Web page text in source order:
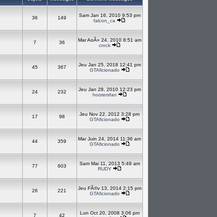
36 149
Sam Jan 16, 2010 9:53 pm
falcon_ca
7 36
Mar AoÃ» 24, 2010 8:51 am
crock
45 367
Jeu Jan 25, 2018 12:41 pm
GTAficionado
24 232
Jeu Jan 28, 2010 12:23 pm
hootersfan
17 98
Jeu Nov 22, 2012 3:28 pm
GTAficionado
44 359
Mar Juin 24, 2014 11:36 am
GTAficionado
77 603
Sam Mai 11, 2013 5:49 am
RUDY
26 221
Jeu FÃ©v 13, 2014 2:15 pm
GTAficionado
7 42
Lun Oct 20, 2008 3:06 pm